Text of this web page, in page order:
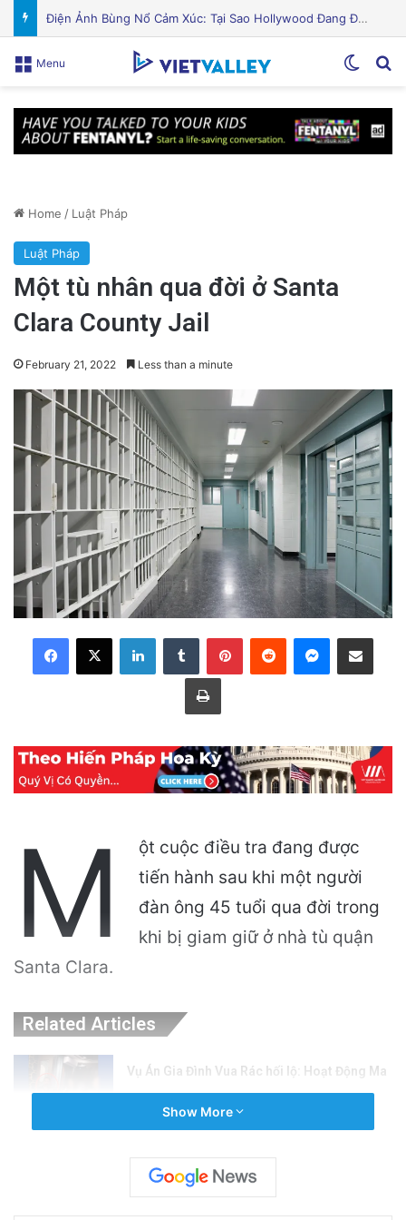
Puerto Rico Bắt Đầu Cắt Giảm Nước Giữa Cuộc Khủng Hoảng Hạn Hán: “Thật Khắc Nghiệt”
Menu
Home / Luật Pháp
Luật Pháp
Một tù nhân qua đời ở Santa
Clara County Jail
February 21, 2022 Less than a minute
LinkedInTumblr PinterestReddit Messenger
Share via Email
Print
M
ột cuộc điều tra đang được
tiến hành sau khi một người
đàn ông 45 tuổi qua đời trong
khi bị giam giữ ở nhà tù quận
Santa Clara.
Related Articles
Vụ Án Gia Đình Vua Rác hối lộ: Hoạt Động Ma
1 người chết, 6 người bị thương trong vụ xả
súng tại tiệc pop-up gần Morgan Hill
Show More